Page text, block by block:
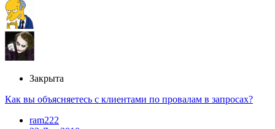
Закрыта
Как вы объясняетесь с клиентами по провалам в запросах?
ram222